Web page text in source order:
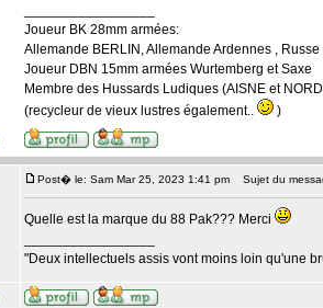
Joueur BK 28mm armées:
Allemande BERLIN, Allemande Ardennes ,
Joueur DBN 15mm armées Wurtemberg et Saxe
Membre des Hussards Ludiques (AISNE et
(recycleur de vieux lustres également..
)
Post� le: Sam Mar 25, 2023 1:41 pm Sujet du
Quelle est la marque du 88 Pak??? Merci
"Deux intellectuels assis vont moins loin qu'une